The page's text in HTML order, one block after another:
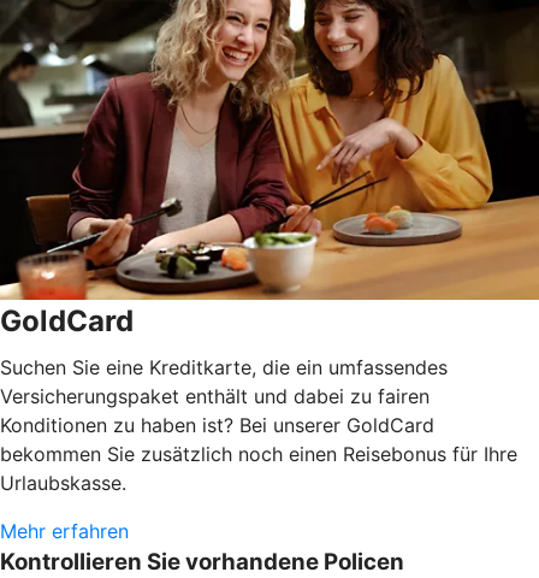
GoldCard
Suchen Sie eine Kreditkarte, die ein umfassendes
Versicherungspaket enthält und dabei zu fairen
Konditionen zu haben ist? Bei unserer GoldCard
bekommen Sie zusätzlich noch einen Reisebonus für Ihre
Urlaubskasse.
Mehr erfahren
Kontrollieren Sie vorhandene Policen